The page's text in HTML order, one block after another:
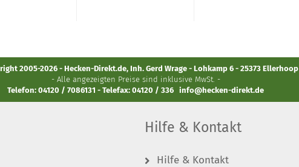
2005-2026 - Hecken-Direkt.de, Inh. Gerd Wrage - Lohkamp 6 - 25373 Ellerhoop
- Alle angezeigten Preise sind inklusive MwSt. -
Telefon: 04120 / 7086131 - Telefax: 04120 / 336 info@hecken-direkt.de
Hilfe & Kontakt
Hilfe & Kontakt